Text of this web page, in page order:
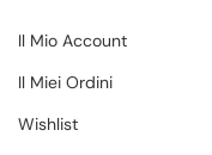
Il Mio Account
Il Miei Ordini
Wishlist